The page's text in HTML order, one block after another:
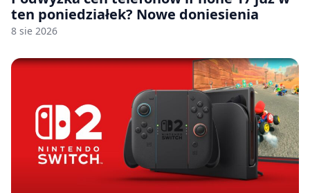
ten poniedziałek? Nowe doniesienia
8 sie 2026